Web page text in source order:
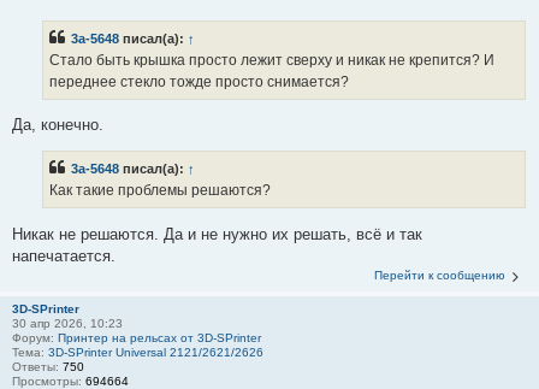
3a-5648 писал(а): ↑
Стало быть крышка просто лежит сверху и никак не крепится? И
переднее стекло тожде просто снимается?
Да, конечно.
3a-5648 писал(а): ↑
Как такие проблемы решаются?
Никак не решаются. Да и не нужно их решать, всё и так
напечатается.
Перейти к сообщению
3D-SPrinter
30 апр 2026, 10:23
Форум: Принтер на рельсах от 3D-SPrinter
Тема: 3D-SPrinter Universal 2121/2621/2626
Ответы: 750
Просмотры: 694664